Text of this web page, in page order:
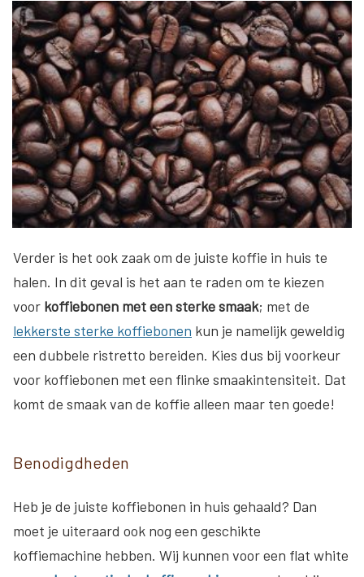
Verder is het ook zaak om de juiste koffie in huis te
halen. In dit geval is het aan te raden om te kiezen
voor koffiebonen met een sterke smaak; met de
lekkerste sterke koffiebonen kun je namelijk geweldig
een dubbele ristretto bereiden. Kies dus bij voorkeur
voor koffiebonen met een flinke smaakintensiteit. Dat
komt de smaak van de koffie alleen maar ten goede!
Benodigdheden
Heb je de juiste koffiebonen in huis gehaald? Dan
moet je uiteraard ook nog een geschikte
koffiemachine hebben. Wij kunnen voor een flat white